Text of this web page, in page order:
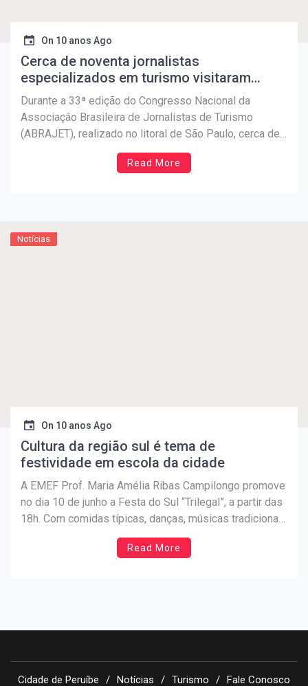
On 10 anos Ago
Cerca de noventa jornalistas
especializados em turismo visitaram
Peruíbe, na quinta-feira (2)
Durante a 33ª edição do Congresso Nacional da
Associação Brasileira de Jornalistas de Turismo
(ABRAJET), realizado no litoral de São Paulo, cerca de
noventa profissionais visitaram a cidade de Peruíbe, na
tarde de quinta-feira (2). Além de conhecer as belas
Read More
Notícias
On 10 anos Ago
Cultura da região sul é tema de
festividade em escola da cidade
A EMEF Prof. Maria Amélia Ribas Campilongo promove
no dia 10 de junho a Festa do Sul “Trilegal”, a partir das
18h. Com comidas típicas, danças, músicas tradicionais
da região e brincadeiras diversas, a festa também será
como uma aula. Isso porque os alunos da escola estão
Read More
Cidade de Peruíbe Notícias Turismo Fale Conosco